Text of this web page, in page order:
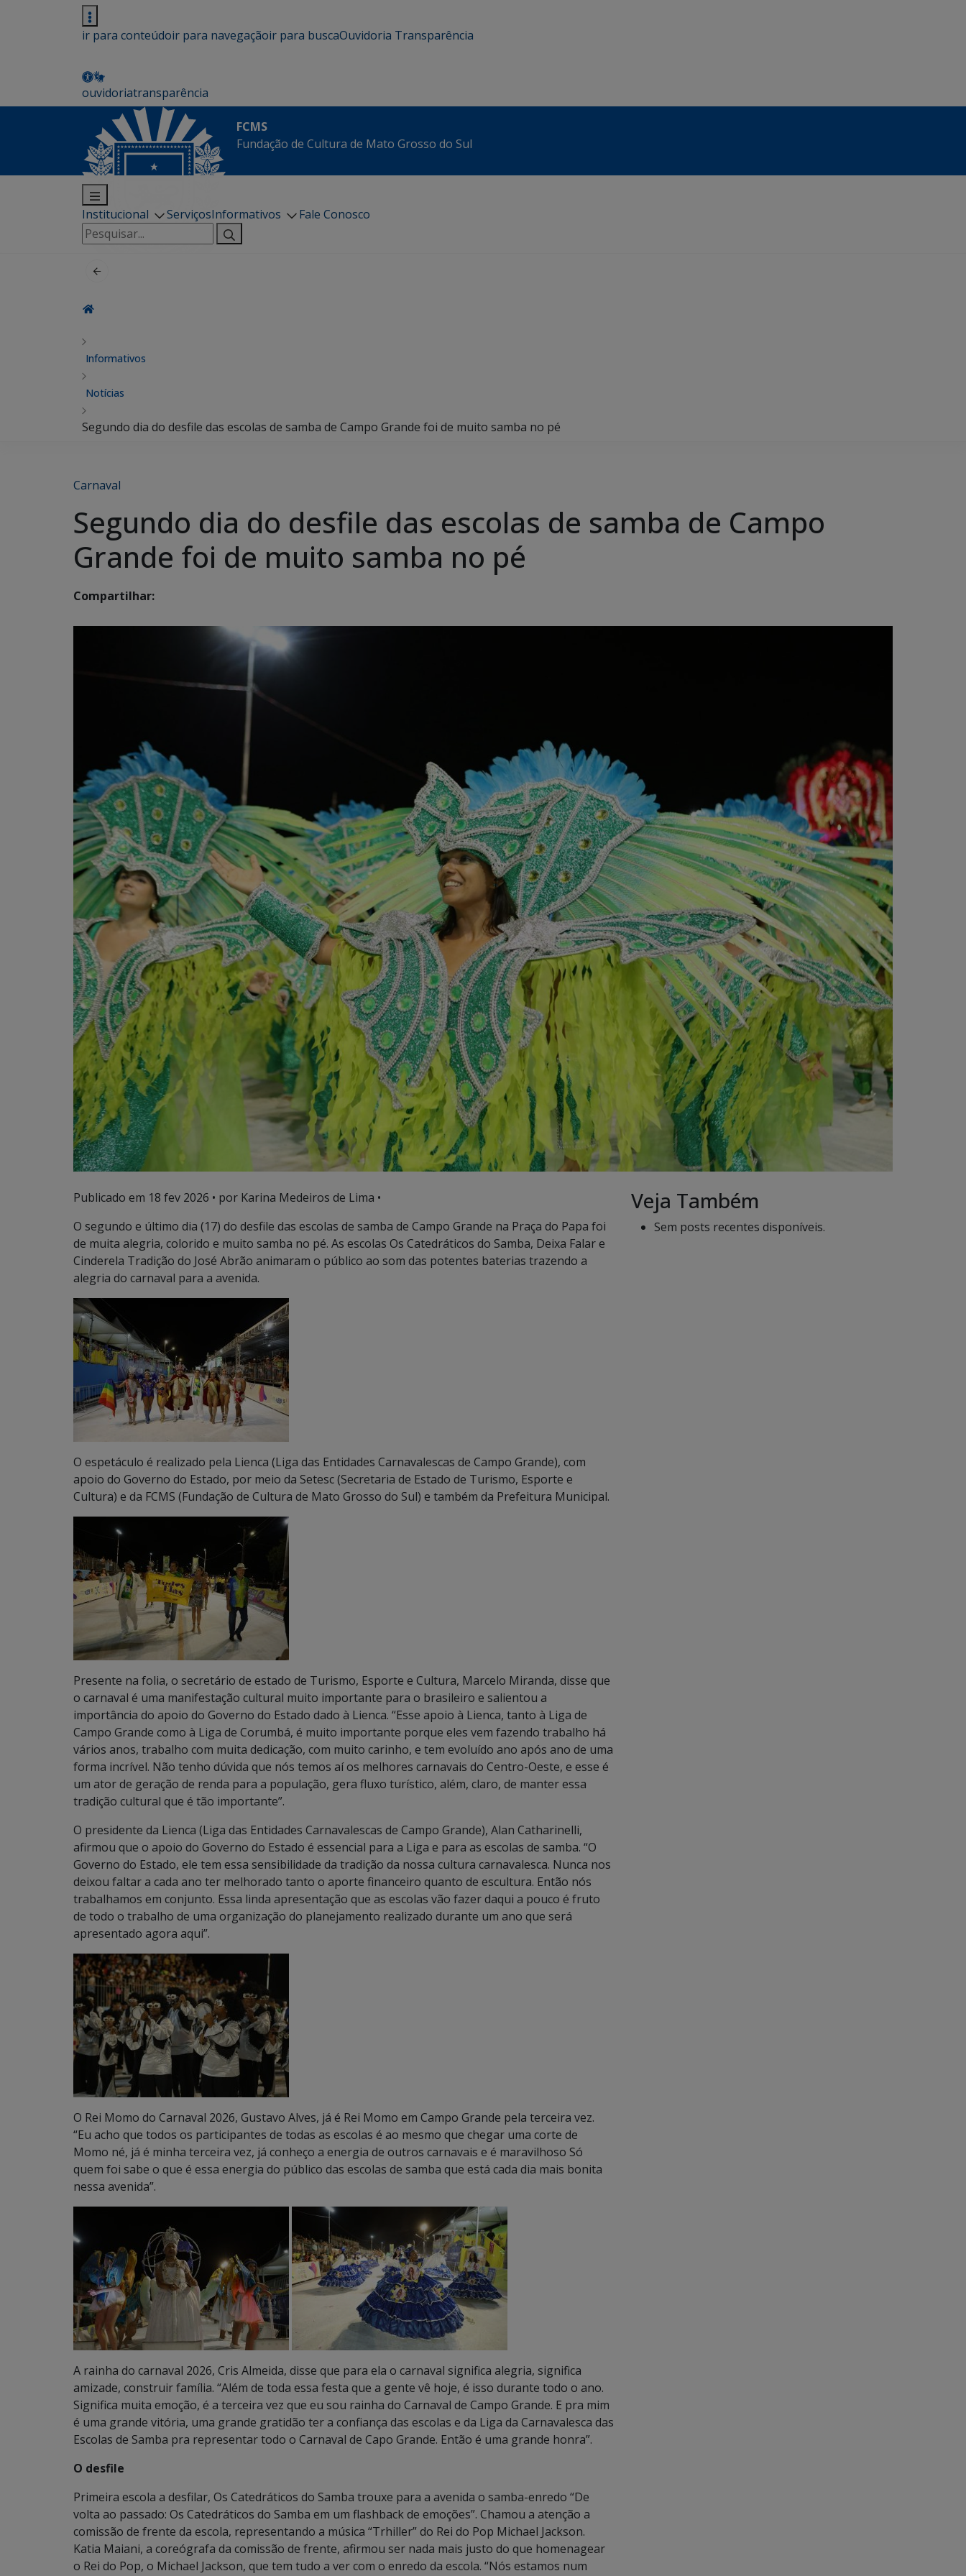
ir para conteúdoir para navegaçãoir para buscaOuvidoria Transparência
ouvidoriatransparência
FCMS
Fundação de Cultura de Mato Grosso do Sul
Institucional ServiçosInformativos
Fale Conosco
Pesquisar
por:
Informativos
Notícias
Segundo dia do desfile das escolas de samba de Campo Grande foi de muito samba no pé
Carnaval
Segundo dia do desfile das escolas de samba de Campo
Grande foi de muito samba no pé
Compartilhar:
Publicado em 18 fev 2026 • por Karina Medeiros de Lima •
O segundo e último dia (17) do desfile das escolas de samba de Campo Grande na Praça do Papa foi
de muita alegria, colorido e muito samba no pé. As escolas Os Catedráticos do Samba, Deixa Falar e
Cinderela Tradição do José Abrão animaram o público ao som das potentes baterias trazendo a
alegria do carnaval para a avenida.
O espetáculo é realizado pela Lienca (Liga das Entidades Carnavalescas de Campo Grande), com
apoio do Governo do Estado, por meio da Setesc (Secretaria de Estado de Turismo, Esporte e
Cultura) e da FCMS (Fundação de Cultura de Mato Grosso do Sul) e também da Prefeitura Municipal.
Presente na folia, o secretário de estado de Turismo, Esporte e Cultura, Marcelo Miranda, disse que
o carnaval é uma manifestação cultural muito importante para o brasileiro e salientou a
importância do apoio do Governo do Estado dado à Lienca. “Esse apoio à Lienca, tanto à Liga de
Campo Grande como à Liga de Corumbá, é muito importante porque eles vem fazendo trabalho há
vários anos, trabalho com muita dedicação, com muito carinho, e tem evoluído ano após ano de uma
forma incrível. Não tenho dúvida que nós temos aí os melhores carnavais do Centro-Oeste, e esse é
um ator de geração de renda para a população, gera fluxo turístico, além, claro, de manter essa
tradição cultural que é tão importante”.
O presidente da Lienca (Liga das Entidades Carnavalescas de Campo Grande), Alan Catharinelli,
afirmou que o apoio do Governo do Estado é essencial para a Liga e para as escolas de samba. “O
Governo do Estado, ele tem essa sensibilidade da tradição da nossa cultura carnavalesca. Nunca nos
deixou faltar a cada ano ter melhorado tanto o aporte financeiro quanto de escultura. Então nós
trabalhamos em conjunto. Essa linda apresentação que as escolas vão fazer daqui a pouco é fruto
de todo o trabalho de uma organização do planejamento realizado durante um ano que será
apresentado agora aqui”.
O Rei Momo do Carnaval 2026, Gustavo Alves, já é Rei Momo em Campo Grande pela terceira vez.
“Eu acho que todos os participantes de todas as escolas é ao mesmo que chegar uma corte de
Momo né, já é minha terceira vez, já conheço a energia de outros carnavais e é maravilhoso Só
quem foi sabe o que é essa energia do público das escolas de samba que está cada dia mais bonita
nessa avenida”.
A rainha do carnaval 2026, Cris Almeida, disse que para ela o carnaval significa alegria, significa
amizade, construir família. “Além de toda essa festa que a gente vê hoje, é isso durante todo o ano.
Significa muita emoção, é a terceira vez que eu sou rainha do Carnaval de Campo Grande. E pra mim
é uma grande vitória, uma grande gratidão ter a confiança das escolas e da Liga da Carnavalesca das
Escolas de Samba pra representar todo o Carnaval de Capo Grande. Então é uma grande honra”.
O desfile
Primeira escola a desfilar, Os Catedráticos do Samba trouxe para a avenida o samba-enredo “De
volta ao passado: Os Catedráticos do Samba em um flashback de emoções”. Chamou a atenção a
comissão de frente da escola, representando a música “Trhiller” do Rei do Pop Michael Jackson.
Katia Maiani, a coreógrafa da comissão de frente, afirmou ser nada mais justo do que homenagear
o Rei do Pop, o Michael Jackson, que tem tudo a ver com o enredo da escola. “Nós estamos num
Veja Também
Sem posts recentes disponíveis.